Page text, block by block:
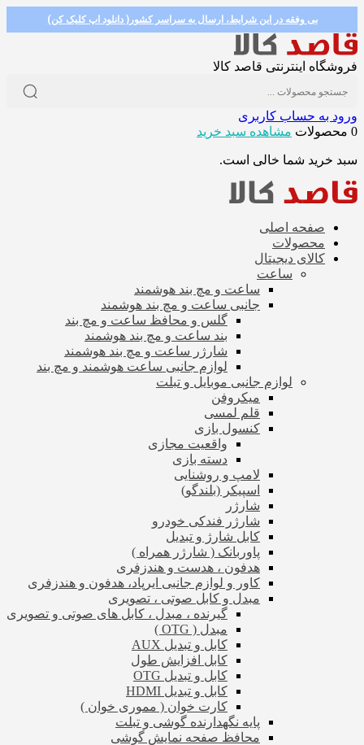
بی وفقه در این شرایط، ارسال به سراسر کشور( دانلود اپ کلیک کن)
فروشگاه اینترنتی قاصد کالا
ورود به حساب کاربری
0 محصولات
مشاهده سبد خرید
سبد خرید شما خالی است.
صفحه اصلی
محصولات
کالای دیجیتال
ساعت
ساعت و مچ بند هوشمند
جانبی ساعت و مچ بند هوشمند
گلس و محافظ ساعت و مچ بند
بند ساعت و مچ بند هوشمند
شارژر ساعت و مچ بند هوشمند
لوازم جانبی ساعت هوشمند و مچ بند
لوازم جانبی موبایل و تبلت
میکروفن
قلم لمسی
کنسول بازی
واقعیت مجازی
دسته بازی
لامپ و روشنایی
اسپیکر (بلندگو)
شارژر
شارژر فندکی خودرو
کابل شارژ و تبدیل
پاوربانک ( شارژر همراه )
هدفون ، هدست و هندزفری
کاور و لوازم جانبی ایرپاد، هدفون و هندزفری
مبدل و کابل صوتی ، تصویری
گیرنده ، مبدل ، کابل های صوتی و تصویری
مبدل ( OTG )
کابل و تبدیل AUX
کابل افزایش طول
کابل و تبدیل OTG
کابل و تبدیل HDMI
کارت خوان ( مموری خوان )
پایه نگهدارنده گوشی و تبلت
محافظ صفحه نمایش گوشی